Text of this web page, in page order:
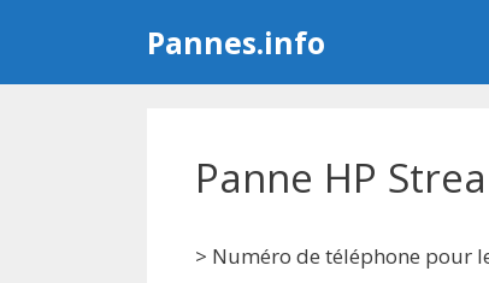
Pannes.info
Panne HP
> Numéro de téléphone pour